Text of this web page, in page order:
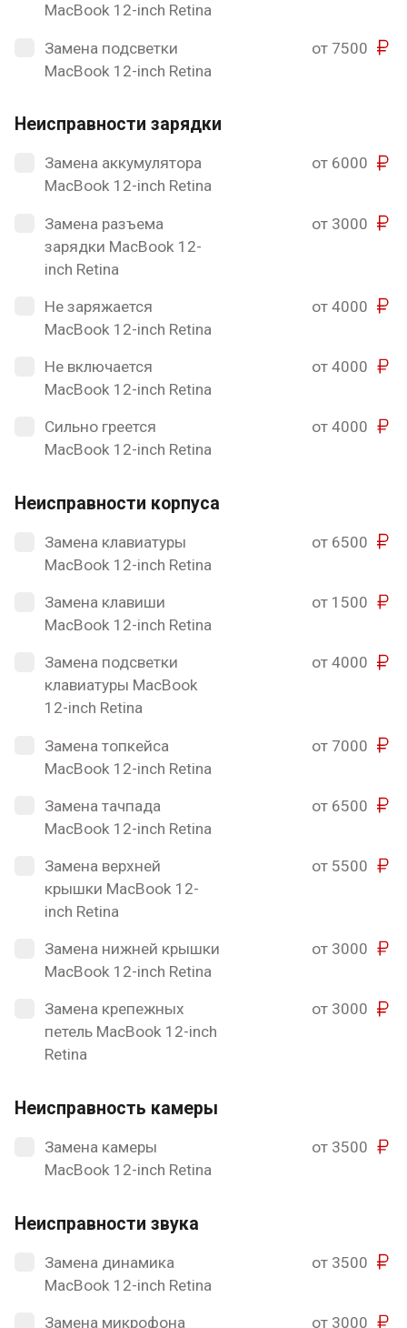
MacBook 12-inch Retina
Замена подсветки
MacBook 12-inch Retina
от 7500
Неисправности зарядки
Замена аккумулятора
MacBook 12-inch Retina
от 6000
Замена разъема
зарядки MacBook 12-
inch Retina
от 3000
Не заряжается
MacBook 12-inch Retina
от 4000
Не включается
MacBook 12-inch Retina
от 4000
Сильно греется
MacBook 12-inch Retina
от 4000
Неисправности корпуса
Замена клавиатуры
MacBook 12-inch Retina
от 6500
Замена клавиши
MacBook 12-inch Retina
от 1500
Замена подсветки
клавиатуры MacBook
12-inch Retina
от 4000
Замена топкейса
MacBook 12-inch Retina
от 7000
Замена тачпада
MacBook 12-inch Retina
от 6500
Замена верхней
крышки MacBook 12-
inch Retina
от 5500
Замена нижней крышки
MacBook 12-inch Retina
от 3000
Замена крепежных
петель MacBook 12-inch
Retina
от 3000
Неисправность камеры
Замена камеры
MacBook 12-inch Retina
от 3500
Неисправности звука
Замена динамика
MacBook 12-inch Retina
от 3500
Замена микрофона от 3000